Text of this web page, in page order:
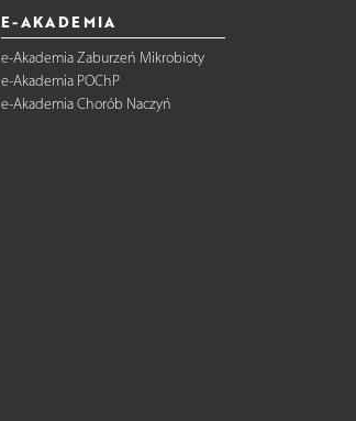
E-AKADEMIA
e-Akademia Zaburzeń Mikrobioty
e-Akademia POChP
e-Akademia Chorób Naczyń